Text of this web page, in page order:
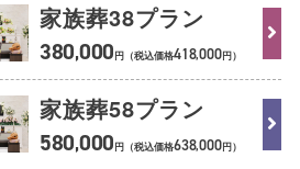
家族葬38プラン
380,000円（税込価格418,000円）
家族葬58プラン
580,000円（税込価格638,000円）